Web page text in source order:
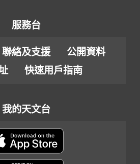
服務台
聯絡及支援
公開資料
快速用戶指南
我的天文台